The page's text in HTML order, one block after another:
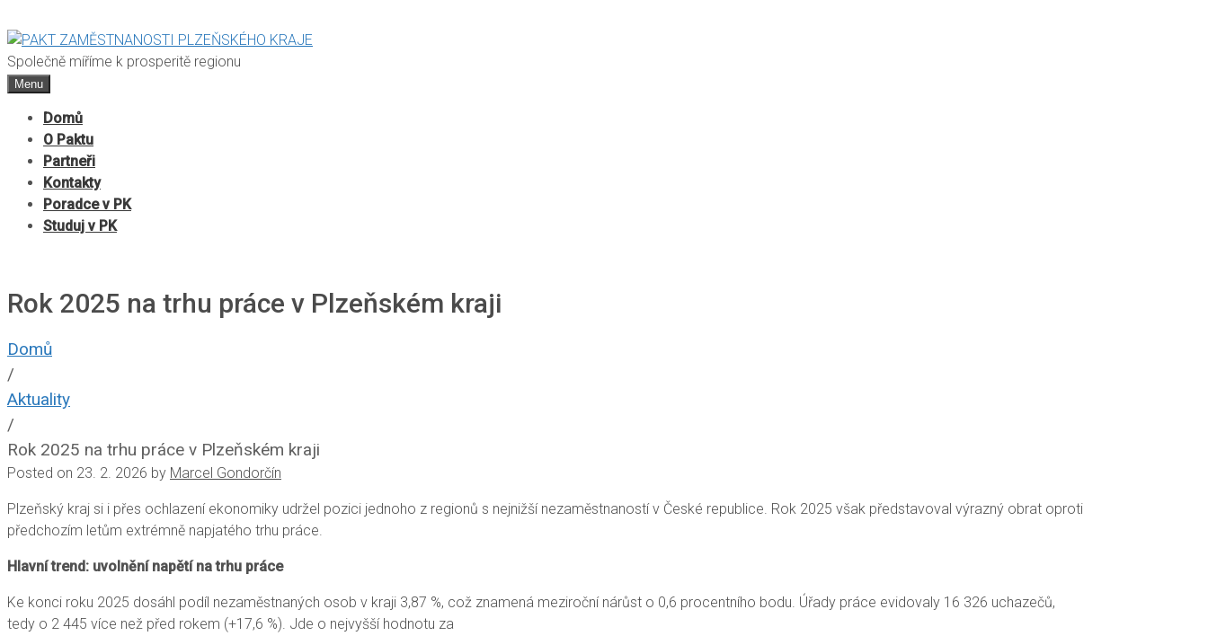
Společně míříme k prosperitě regionu
Menu
Domů
O Paktu
Partneři
Kontakty
Poradce v PK
Studuj v PK
Rok 2025 na trhu práce v Plzeňském kraji
Domů
/
Aktuality
/
Rok 2025 na trhu práce v Plzeňském kraji
Posted on 23. 2. 2026 by Marcel Gondorčín
Plzeňský kraj si i přes ochlazení ekonomiky udržel pozici jednoho z regionů s nejnižší nezaměstnaností v České republice. Rok 2025 však představoval výrazný obrat oproti
předchozím letům extrémně napjatého trhu práce.
Hlavní trend: uvolnění napětí na trhu práce
Ke konci roku 2025 dosáhl podíl nezaměstnaných osob v kraji 3,87 %, což znamená meziroční nárůst o 0,6 procentního bodu. Úřady práce evidovaly 16 326 uchazečů,
tedy o 2 445 více než před rokem (+17,6 %). Jde o nejvyšší hodnotu za